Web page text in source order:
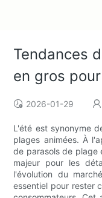
Tendances
en gros
2026-01-29
L'été est synonyme
plages animées. À
de parasols de plage
majeur pour les
l'évolution du
essentiel pour rester